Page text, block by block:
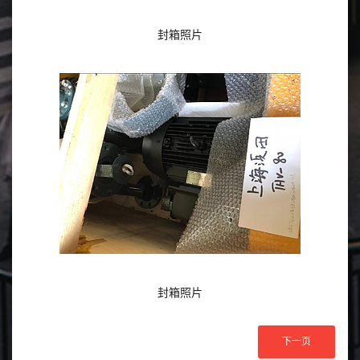
封箱照片
封箱照片